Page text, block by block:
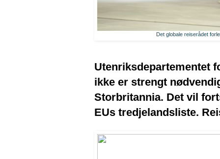
Det globale reiserådet
Utenriksdepartementet
ikke er strengt
Storbritannia. Det vil
EUs tredjelandsliste.